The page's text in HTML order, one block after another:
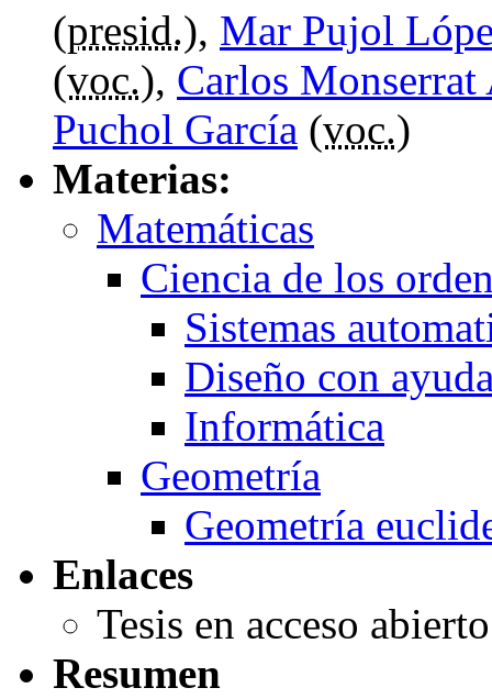
(presid.), Mar Pujol
(voc.), Carlos Monserrat
Puchol García (voc.)
Materias:
Matemáticas
Ciencia de los
Sistemas
Diseño con
Informática
Geometría
Geometría
Enlaces
Tesis en acceso
Resumen